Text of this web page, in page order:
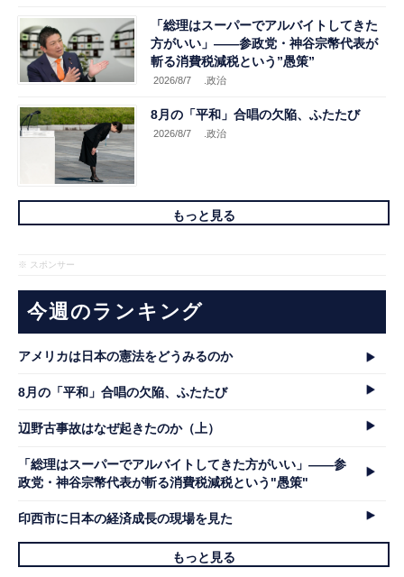
「総理はスーパーでアルバイトしてきた
方がいい」――参政党・神谷宗幣代表が
斬る消費税減税という”愚策”
2026/8/7 .政治
8月の「平和」合唱の欠陥、ふたたび
2026/8/7 .政治
もっと見る
※ スポンサー
今週のランキング
アメリカは日本の憲法をどうみるのか
8月の「平和」合唱の欠陥、ふたたび
辺野古事故はなぜ起きたのか（上）
「総理はスーパーでアルバイトしてきた方がいい」――参
政党・神谷宗幣代表が斬る消費税減税という"愚策"
印西市に日本の経済成長の現場を見た
もっと見る